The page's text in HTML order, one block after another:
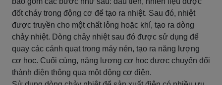
đốt cháy trong động cơ để tạo ra nhiệt. Sau đó, nhiệt
được truyền cho một chất lỏng hoặc khí, tạo ra dòng
chảy nhiệt. Dòng chảy nhiệt sau đó được sử dụng để
quay các cánh quạt trong máy nén, tạo ra năng lượng
cơ học. Cuối cùng, năng lượng cơ học được chuyển đổi
thành điện thông qua một động cơ điện.